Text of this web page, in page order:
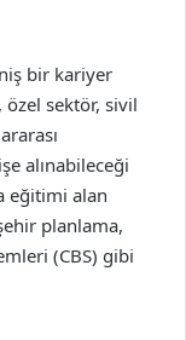
bir kariyer
sektör, sivil
alınabileceği
eğitimi alan
planlama,
(CBS) gibi